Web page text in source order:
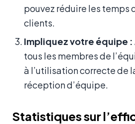
pouvez réduire les temps
clients.
Impliquez votre équipe :
tous les membres de
à l’utilisation correcte de
réception d’équipe.
Statistiques sur